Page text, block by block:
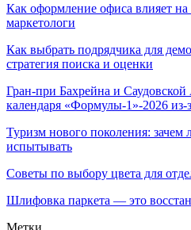
Как оформление офиса влияет
маркетологи
Как выбрать подрядчика для
стратегия поиска и оценки
Гран-при Бахрейна и
календаря «Формулы-1»-2026 из-
Туризм нового поколения: зачем
испытывать
Советы по выбору цвета для
Шлифовка паркета — это
Метки